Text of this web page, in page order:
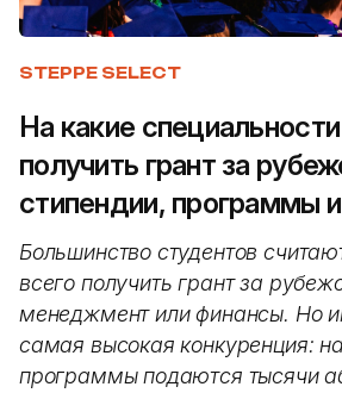
STEPPE SELECT
На какие
получить грант за
стипендии, программы
Большинство студентов
всего получить грант за
менеджмент или финансы. Но
самая высокая конкуренция:
программы подаются тысячи